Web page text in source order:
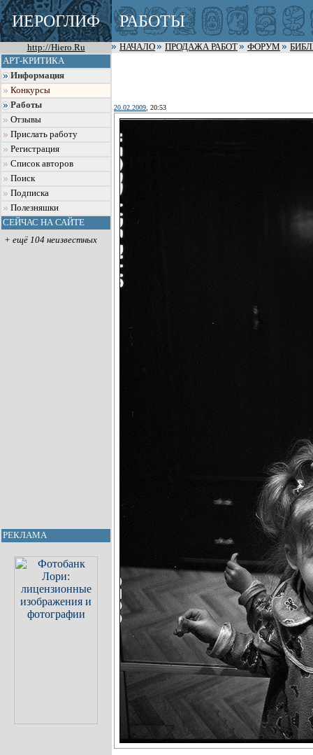
ИЕРОГЛИФ РАБОТЫ
http://Hiero.Ru НАЧАЛО ПРОДАЖА РАБОТ ФОРУМ
АРТ-КРИТИКА
Информация
Конкурсы
Работы
Отзывы
Прислать работу
Регистрация
Список авторов
Поиск
Подписка
Полезняшки
СЕЙЧАС НА САЙТЕ
+ ещё 104 неизвестных
РЕКЛАМА
20.02.2009 , 20:53